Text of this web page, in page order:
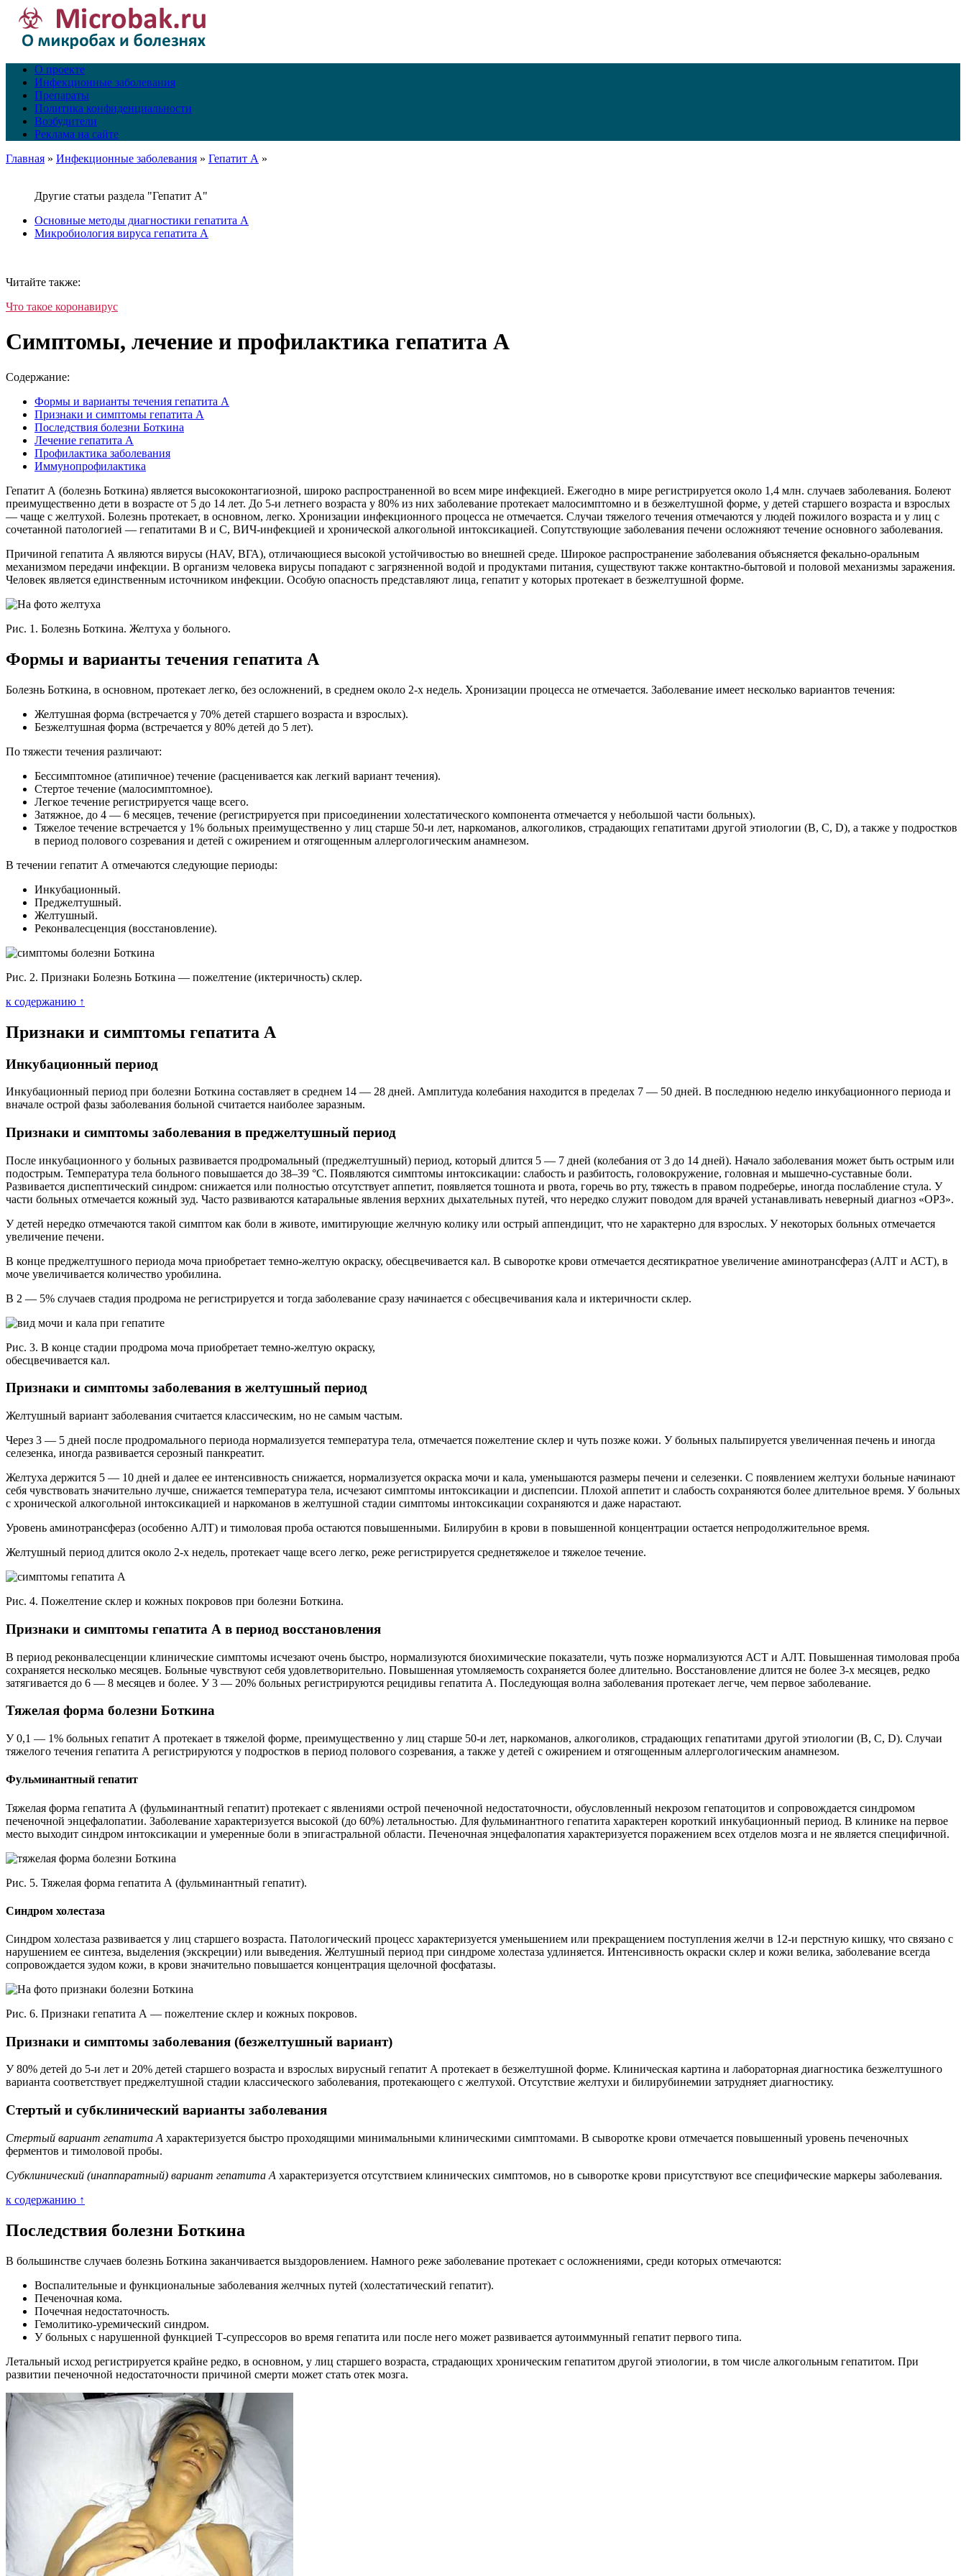
О проекте
Инфекционные заболевания
Препараты
Политика конфиденциальности
Возбудители
Реклама на сайте
Главная » Инфекционные заболевания » Гепатит А »
Другие статьи раздела "Гепатит А"
Основные методы диагностики гепатита А
Микробиология вируса гепатита А
Читайте также:
Что такое коронавирус
Симптомы, лечение и профилактика гепатита А
Содержание:
Формы и варианты течения гепатита А
Признаки и симптомы гепатита А
Последствия болезни Боткина
Лечение гепатита А
Профилактика заболевания
Иммунопрофилактика
Гепатит А (болезнь Боткина) является высококонтагиозной, широко распространенной во всем мире инфекцией. Ежегодно в мире регистрируется около 1,4 млн. случаев заболевания. Болеют
преимущественно дети в возрасте от 5 до 14 лет. До 5-и летнего возраста у 80% из них заболевание протекает малосимптомно и в безжелтушной форме, у детей старшего возраста и взрослых
— чаще с желтухой. Болезнь протекает, в основном, легко. Хронизации инфекционного процесса не отмечается. Случаи тяжелого течения отмечаются у людей пожилого возраста и у лиц с
сочетанной патологией — гепатитами В и С, ВИЧ-инфекцией и хронической алкогольной интоксикацией. Сопутствующие заболевания печени осложняют течение основного заболевания.
Причиной гепатита А являются вирусы (HAV, ВГА), отличающиеся высокой устойчивостью во внешней среде. Широкое распространение заболевания объясняется фекально-оральным
механизмом передачи инфекции. В организм человека вирусы попадают с загрязненной водой и продуктами питания, существуют также контактно-бытовой и половой механизмы заражения.
Человек является единственным источником инфекции. Особую опасность представляют лица, гепатит у которых протекает в безжелтушной форме.
Рис. 1. Болезнь Боткина. Желтуха у больного.
Формы и варианты течения гепатита А
Болезнь Боткина, в основном, протекает легко, без осложнений, в среднем около 2-х недель. Хронизации процесса не отмечается. Заболевание имеет несколько вариантов течения:
Желтушная форма (встречается у 70% детей старшего возраста и взрослых).
Безжелтушная форма (встречается у 80% детей до 5 лет).
По тяжести течения различают:
Бессимптомное (атипичное) течение (расценивается как легкий вариант течения).
Стертое течение (малосимптомное).
Легкое течение регистрируется чаще всего.
Затяжное, до 4 — 6 месяцев, течение (регистрируется при присоединении холестатического компонента отмечается у небольшой части больных).
Тяжелое течение встречается у 1% больных преимущественно у лиц старше 50-и лет, наркоманов, алкоголиков, страдающих гепатитами другой этиологии (В, С, D), а также у подростков
в период полового созревания и детей с ожирением и отягощенным аллергологическим анамнезом.
В течении гепатит А отмечаются следующие периоды:
Инкубационный.
Преджелтушный.
Желтушный.
Реконвалесценция (восстановление).
Рис. 2. Признаки Болезнь Боткина — пожелтение (иктеричность) склер.
к содержанию ↑
Признаки и симптомы гепатита А
Инкубационный период
Инкубационный период при болезни Боткина составляет в среднем 14 — 28 дней. Амплитуда колебания находится в пределах 7 — 50 дней. В последнюю неделю инкубационного периода и
вначале острой фазы заболевания больной считается наиболее заразным.
Признаки и симптомы заболевания в преджелтушный период
После инкубационного у больных развивается продромальный (преджелтушный) период, который длится 5 — 7 дней (колебания от 3 до 14 дней). Начало заболевания может быть острым или
подострым. Температура тела больного повышается до 38–39 °С. Появляются симптомы интоксикации: слабость и разбитость, головокружение, головная и мышечно-суставные боли.
Развивается диспептический синдром: снижается или полностью отсутствует аппетит, появляется тошнота и рвота, горечь во рту, тяжесть в правом подреберье, иногда послабление стула. У
части больных отмечается кожный зуд. Часто развиваются катаральные явления верхних дыхательных путей, что нередко служит поводом для врачей устанавливать неверный диагноз «ОРЗ».
У детей нередко отмечаются такой симптом как боли в животе, имитирующие желчную колику или острый аппендицит, что не характерно для взрослых. У некоторых больных отмечается
увеличение печени.
В конце преджелтушного периода моча приобретает темно-желтую окраску, обесцвечивается кал. В сыворотке крови отмечается десятикратное увеличение аминотрансфераз (АЛТ и АСТ), в
моче увеличивается количество уробилина.
В 2 — 5% случаев стадия продрома не регистрируется и тогда заболевание сразу начинается с обесцвечивания кала и иктеричности склер.
Рис. 3. В конце стадии продрома моча приобретает темно-желтую окраску,
обесцвечивается кал.
Признаки и симптомы заболевания в желтушный период
Желтушный вариант заболевания считается классическим, но не самым частым.
Через 3 — 5 дней после продромального периода нормализуется температура тела, отмечается пожелтение склер и чуть позже кожи. У больных пальпируется увеличенная печень и иногда
селезенка, иногда развивается серозный панкреатит.
Желтуха держится 5 — 10 дней и далее ее интенсивность снижается, нормализуется окраска мочи и кала, уменьшаются размеры печени и селезенки. С появлением желтухи больные начинают
себя чувствовать значительно лучше, снижается температура тела, исчезают симптомы интоксикации и диспепсии. Плохой аппетит и слабость сохраняются более длительное время. У больных
с хронической алкогольной интоксикацией и наркоманов в желтушной стадии симптомы интоксикации сохраняются и даже нарастают.
Уровень аминотрансфераз (особенно АЛТ) и тимоловая проба остаются повышенными. Билирубин в крови в повышенной концентрации остается непродолжительное время.
Желтушный период длится около 2-х недель, протекает чаще всего легко, реже регистрируется среднетяжелое и тяжелое течение.
Рис. 4. Пожелтение склер и кожных покровов при болезни Боткина.
Признаки и симптомы гепатита А в период восстановления
В период реконвалесценции клинические симптомы исчезают очень быстро, нормализуются биохимические показатели, чуть позже нормализуются АСТ и АЛТ. Повышенная тимоловая проба
сохраняется несколько месяцев. Больные чувствуют себя удовлетворительно. Повышенная утомляемость сохраняется более длительно. Восстановление длится не более 3-х месяцев, редко
затягивается до 6 — 8 месяцев и более. У 3 — 20% больных регистрируются рецидивы гепатита А. Последующая волна заболевания протекает легче, чем первое заболевание.
Тяжелая форма болезни Боткина
У 0,1 — 1% больных гепатит А протекает в тяжелой форме, преимущественно у лиц старше 50-и лет, наркоманов, алкоголиков, страдающих гепатитами другой этиологии (В, С, D). Случаи
тяжелого течения гепатита А регистрируются у подростков в период полового созревания, а также у детей с ожирением и отягощенным аллергологическим анамнезом.
Фульминантный гепатит
Тяжелая форма гепатита А (фульминантный гепатит) протекает с явлениями острой печеночной недостаточности, обусловленный некрозом гепатоцитов и сопровождается синдромом
печеночной энцефалопатии. Заболевание характеризуется высокой (до 60%) летальностью. Для фульминантного гепатита характерен короткий инкубационный период. В клинике на первое
место выходит синдром интоксикации и умеренные боли в эпигастральной области. Печеночная энцефалопатия характеризуется поражением всех отделов мозга и не является специфичной.
Рис. 5. Тяжелая форма гепатита А (фульминантный гепатит).
Синдром холестаза
Синдром холестаза развивается у лиц старшего возраста. Патологический процесс характеризуется уменьшением или прекращением поступления желчи в 12-и перстную кишку, что связано с
нарушением ее синтеза, выделения (экскреции) или выведения. Желтушный период при синдроме холестаза удлиняется. Интенсивность окраски склер и кожи велика, заболевание всегда
сопровождается зудом кожи, в крови значительно повышается концентрация щелочной фосфатазы.
Рис. 6. Признаки гепатита А — пожелтение склер и кожных покровов.
Признаки и симптомы заболевания (безжелтушный вариант)
У 80% детей до 5-и лет и 20% детей старшего возраста и взрослых вирусный гепатит А протекает в безжелтушной форме. Клиническая картина и лабораторная диагностика безжелтушного
варианта соответствует преджелтушной стадии классического заболевания, протекающего с желтухой. Отсутствие желтухи и билирубинемии затрудняет диагностику.
Стертый и субклинический варианты заболевания
Стертый вариант гепатита А характеризуется быстро проходящими минимальными клиническими симптомами. В сыворотке крови отмечается повышенный уровень печеночных
ферментов и тимоловой пробы.
Субклинический (инаппаратный) вариант гепатита А характеризуется отсутствием клинических симптомов, но в сыворотке крови присутствуют все специфические маркеры заболевания.
к содержанию ↑
Последствия болезни Боткина
В большинстве случаев болезнь Боткина заканчивается выздоровлением. Намного реже заболевание протекает с осложнениями, среди которых отмечаются:
Воспалительные и функциональные заболевания желчных путей (холестатический гепатит).
Печеночная кома.
Почечная недостаточность.
Гемолитико-уремический синдром.
У больных с нарушенной функцией Т-супрессоров во время гепатита или после него может развивается аутоиммунный гепатит первого типа.
Летальный исход регистрируется крайне редко, в основном, у лиц старшего возраста, страдающих хроническим гепатитом другой этиологии, в том числе алкогольным гепатитом. При
развитии печеночной недостаточности причиной смерти может стать отек мозга.